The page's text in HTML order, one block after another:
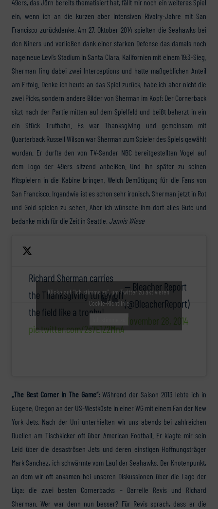
49ers, das Jörn bereits thematisiert hat, fällt mir noch ein weiteres Spiel
ein, wenn ich an die kurzen aber intensiven Rivalry-Jahre mit San
Francisco zurückdenke. Am 27. Oktober 2014 spielten die Seahawks bei
den Niners und verließen dank einer starken Defense das damals noch
nagelneue Levi’s Stadium in Santa Clara, Kalifornien mit einem 19:3-Sieg.
Sherman fing dabei zwei Interceptions und hatte maßgeblichen Anteil
am Erfolg. Denke ich heute an das Spiel zurück, habe ich aber nicht die
zwei Picks, sondern andere Bilder von Sherman im Kopf: Der Cornerback
sitzt nach der Partie mitten auf dem Spielfeld und beißt beherzt in ein
ein Stück Truthahn. Es war Thanksgiving und gemeinsam mit
Quarterback Russell Wilson war Sherman zum Spieler des Spiels gewählt
wurden. Er durfte den von TV-Sender NBC bereitgestellten Vogel auf
dem Logo der 49ers sitzend anbeißen. Und ihn später zu seinen
Mitspielern in die Kabine bringen. Welch Demütigung für die Fans von
San Francisco. Irgendwie ist es schon sehr ironisch, Sherman jetzt in Rot
und Gold spielen zu sehen. Aber ich wünsche ihm dort alles Gute und
bedanke mich für die Zeit in Seattle. Jannis Wiese
Richard Sherman carries
the Thanksgiving turkey off
the field like a trophy!
pic.twitter.com/2s7E1Z2MnA
— Bleacher Report
(@BleacherReport)
November 28, 2014
Klicke auf "Ich stimme zu", um Twitter zu aktivieren
Cookie-Richtlinie
„The Best Corner In The Game“: Während der Saison 2013 lebte ich in
Eugene, Oregon an der US-Westküste in einer WG mit einem Fan der New
York Jets. Nach der Uni unterhielten wir uns abends bei zahlreichen
Duellen am Tischkicker oft über American Football. Er klagte mir sein
Leid über die desaströsen Jets und deren einstigen Hoffnungsträger
Mark Sanchez, ich schwärmte vom Lauf der Seahawks. Der Knotenpunkt,
an dem wir oft ankamen bei unseren Diskussionen über die Lage der
Liga: die zwei besten Cornerbacks – Darrelle Revis und Richard
Sherman. Wer war denn nun besser? Für Revis sprach, dass er die